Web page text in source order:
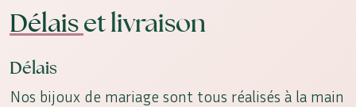
Délaiset livraison
Délais
Nos bijoux de mariage sont tous réalisés à la main